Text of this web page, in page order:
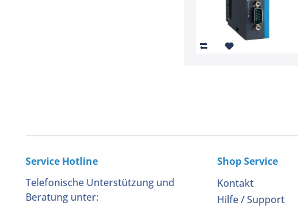
Service Hotline
Telefonische Unterstützung und
Beratung unter:
Shop Service
Kontakt
Hilfe / Support